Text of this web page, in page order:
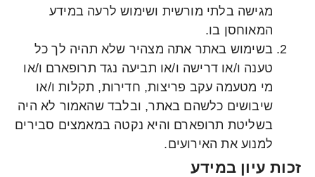
מגישה בלתי מורשית ושימוש לרעה במידע
המאוחסן בו.
בשימוש באתר אתה מצהיר שלא תהיה לך כל
טענה ו/או דרישה ו/או תביעה נגד תרופארם ו/או
מי מטעמה עקב פריצות, חדירות, תקלות ו/או
שיבושים כלשהם באתר, ובלבד שהאמור לא היה
בשליטת תרופארם והיא נקטה במאמצים סבירים
למנוע את האירועים.
זכות עיון במידע